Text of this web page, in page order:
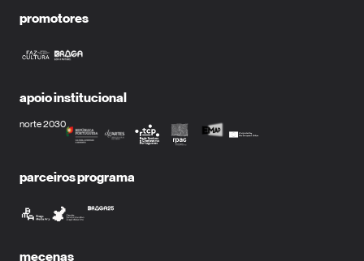
promotores
apoio institucional
norte 2030
parceiros programa
mecenas